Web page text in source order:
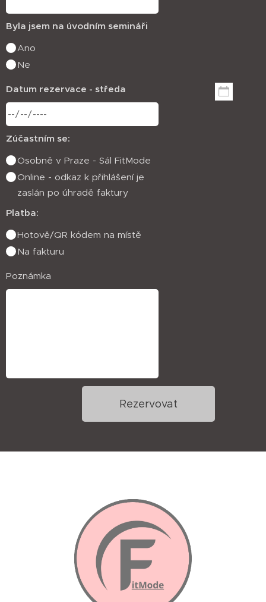
Byla jsem na úvodním semináři
Ano
Ne
Datum rezervace - středa
Zúčastním se:
Osobně v Praze - Sál FitMode
Online - odkaz k přihlášení je
zaslán po úhradě faktury
Platba:
Hotově/QR kódem na místě
Na fakturu
Poznámka
Rezervovat